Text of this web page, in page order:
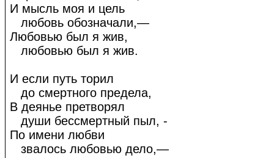
И мысль моя и цель
любовь обозначали,—
Любовью был я жив,
любовью был я жив.
И если путь торил
до смертного предела,
В деянье претворял
души бессмертный пыл, -
По имени любви
звалось любовью дело,—